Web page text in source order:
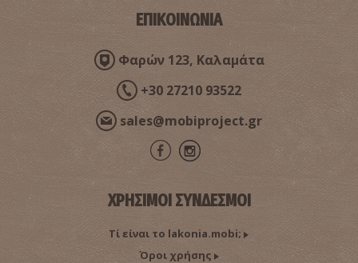
ΕΠΙΚΟΙΝΩΝΙΑ
Φαρών 123, Καλαμάτα
+30 27210 93522
sales@mobiproject.gr
ΧΡΗΣΙΜΟΙ ΣΥΝΔΕΣΜΟΙ
Τί είναι το lakonia.mobi;
Όροι χρήσης